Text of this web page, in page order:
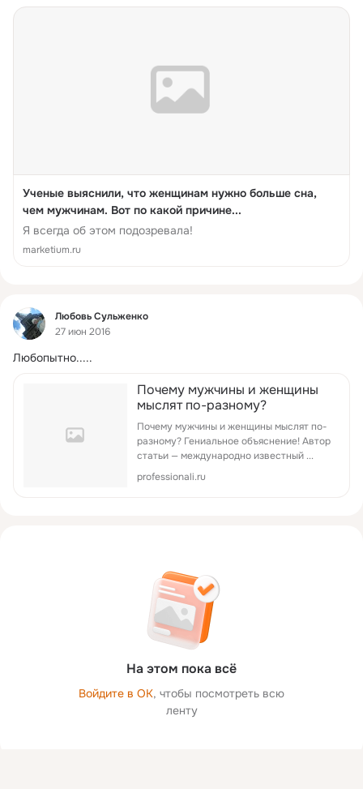
Ученые выяснили, что женщинам нужно больше сна,
чем мужчинам. Вот по какой причине...
Я всегда об этом подозревала!
marketium.ru
Фид
Любовь Сульженко
27 июн 2016
Любопытно.....
Почему мужчины и женщины
мыслят по-разному?
Почему мужчины и женщины мыслят по-
разному? Гениальное объяснение! Автор
статьи — международно известный ...
professionali.ru
На этом пока всё
Войдите в ОК, чтобы посмотреть всю
ленту